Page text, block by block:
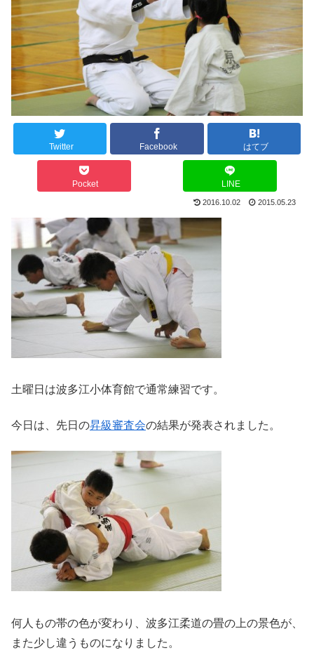
Twitter Facebook はてブ
Pocket LINE
2016.10.02 2015.05.23
土曜日は波多江小体育館で通常練習です。
今日は、先日の昇級審査会の結果が発表されました。
何人もの帯の色が変わり、波多江柔道の畳の上の景色が、
また少し違うものになりました。